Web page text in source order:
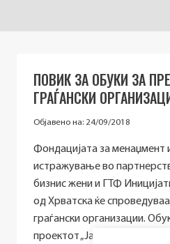
ПОВИК ЗА ОБУКИ ЗА
ГРАЃАНСКИ
Објавено на: 24/09/2018
Фондацијата за менаџмент
истражување во
бизнис жени и ГТФ
од Хрватска ќе
граѓански организации.
проектот „Јакнење на